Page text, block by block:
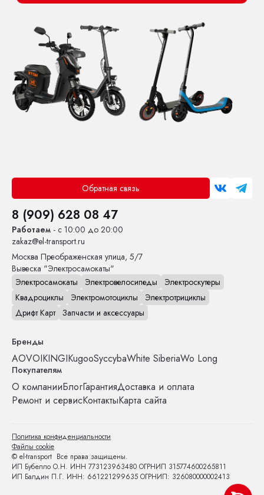
Обратная связь
8 (909) 628 08 47
Работаем - с 10:00 до 20:00
zakaz@el-transport.ru
Москва Преображенская улица, 5/7
Вывеска "Электросамокаты"
Электросамокаты
Электровелосипеды
Электроскутеры
Квадроциклы
Электромотоциклы
Электротрициклы
Дрифт Карт Запчасти и аксессуары
Бренды
AOVOIKINGIKugooSyccybaWhite SiberiaWo Long
Покупателям
О компанииБлогГарантияДоставка и оплата
Ремонт и сервисКонтактыКарта сайта
© el-transport Все права защищены.
ИП Бубелло О.Н. ИНН 773123963480 ОГРНИП 315774600265811
ИП Балдин П.Г. ИНН: 661221299635 ОГРНИП: 326080000002413
Политика конфиденциальности
Файлы cookie